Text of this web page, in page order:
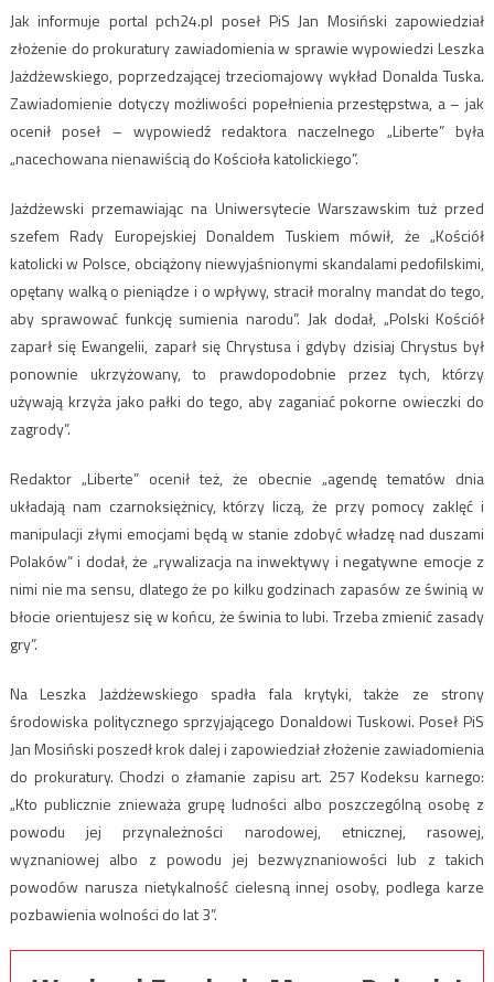
Jak informuje portal pch24.pl poseł PiS Jan Mosiński zapowiedział
złożenie do prokuratury zawiadomienia w sprawie wypowiedzi Leszka
Jażdżewskiego, poprzedzającej trzeciomajowy wykład Donalda Tuska.
Zawiadomienie dotyczy możliwości popełnienia przestępstwa, a – jak
ocenił poseł – wypowiedź redaktora naczelnego „Liberte” była
„nacechowana nienawiścią do Kościoła katolickiego”.
Jażdżewski przemawiając na Uniwersytecie Warszawskim tuż przed
szefem Rady Europejskiej Donaldem Tuskiem mówił, że „Kościół
katolicki w Polsce, obciążony niewyjaśnionymi skandalami pedofilskimi,
opętany walką o pieniądze i o wpływy, stracił moralny mandat do tego,
aby sprawować funkcję sumienia narodu”. Jak dodał, „Polski Kościół
zaparł się Ewangelii, zaparł się Chrystusa i gdyby dzisiaj Chrystus był
ponownie ukrzyżowany, to prawdopodobnie przez tych, którzy
używają krzyża jako pałki do tego, aby zaganiać pokorne owieczki do
zagrody”.
Redaktor „Liberte” ocenił też, że obecnie „agendę tematów dnia
układają nam czarnoksiężnicy, którzy liczą, że przy pomocy zaklęć i
manipulacji złymi emocjami będą w stanie zdobyć władzę nad duszami
Polaków” i dodał, że „rywalizacja na inwektywy i negatywne emocje z
nimi nie ma sensu, dlatego że po kilku godzinach zapasów ze świnią w
błocie orientujesz się w końcu, że świnia to lubi. Trzeba zmienić zasady
gry”.
Na Leszka Jażdżewskiego spadła fala krytyki, także ze strony
środowiska politycznego sprzyjającego Donaldowi Tuskowi. Poseł PiS
Jan Mosiński poszedł krok dalej i zapowiedział złożenie zawiadomienia
do prokuratury. Chodzi o złamanie zapisu art. 257 Kodeksu karnego:
„Kto publicznie znieważa grupę ludności albo poszczególną osobę z
powodu jej przynależności narodowej, etnicznej, rasowej,
wyznaniowej albo z powodu jej bezwyznaniowości lub z takich
powodów narusza nietykalność cielesną innej osoby, podlega karze
pozbawienia wolności do lat 3”.